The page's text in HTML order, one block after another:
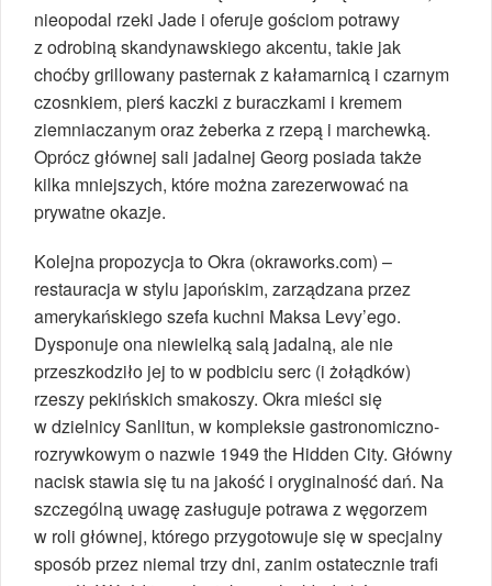
nieopodal rzeki Jade i oferuje gościom potrawy
z odrobiną skandynawskiego akcentu, takie jak
choćby grillowany pasternak z kałamarnicą i czarnym
czosnkiem, pierś kaczki z buraczkami i kremem
ziemniaczanym oraz żeberka z rzepą i marchewką.
Oprócz głównej sali jadalnej Georg posiada także
kilka mniejszych, które można zarezerwować na
prywatne okazje.
Kolejna propozycja to Okra (okraworks.com) –
restauracja w stylu japońskim, zarządzana przez
amerykańskiego szefa kuchni Maksa Levy’ego.
Dysponuje ona niewielką salą jadalną, ale nie
przeszkodziło jej to w podbiciu serc (i żołądków)
rzeszy pekińskich smakoszy. Okra mieści się
w dzielnicy Sanlitun, w kompleksie gastronomiczno-
rozrywkowym o nazwie 1949 the Hidden City. Główny
nacisk stawia się tu na jakość i oryginalność dań. Na
szczególną uwagę zasługuje potrawa z węgorzem
w roli głównej, którego przygotowuje się w specjalny
sposób przez niemal trzy dni, zanim ostatecznie trafi